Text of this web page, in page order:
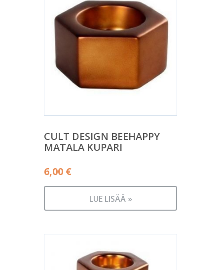
CULT DESIGN BEEHAPPY
MATALA KUPARI
6,00 €
LUE LISÄÄ »